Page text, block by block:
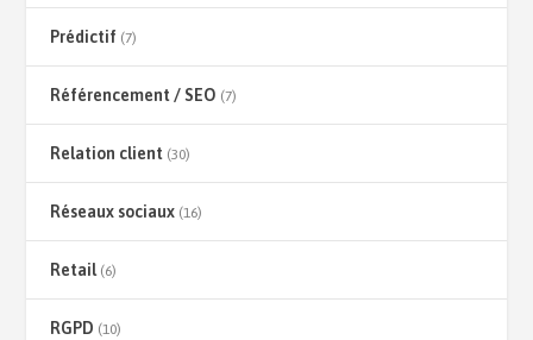
Prédictif (7)
Référencement / SEO (7)
Relation client (30)
Réseaux sociaux (16)
Retail(6)
RGPD (10)